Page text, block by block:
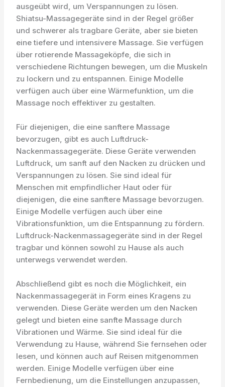
ausgeübt wird, um Verspannungen zu lösen.
Shiatsu-Massagegeräte sind in der Regel größer
und schwerer als tragbare Geräte, aber sie bieten
eine tiefere und intensivere Massage. Sie verfügen
über rotierende Massageköpfe, die sich in
verschiedene Richtungen bewegen, um die Muskeln
zu lockern und zu entspannen. Einige Modelle
verfügen auch über eine Wärmefunktion, um die
Massage noch effektiver zu gestalten.
Für diejenigen, die eine sanftere Massage
bevorzugen, gibt es auch Luftdruck-
Nackenmassagegeräte. Diese Geräte verwenden
Luftdruck, um sanft auf den Nacken zu drücken und
Verspannungen zu lösen. Sie sind ideal für
Menschen mit empfindlicher Haut oder für
diejenigen, die eine sanftere Massage bevorzugen.
Einige Modelle verfügen auch über eine
Vibrationsfunktion, um die Entspannung zu fördern.
Luftdruck-Nackenmassagegeräte sind in der Regel
tragbar und können sowohl zu Hause als auch
unterwegs verwendet werden.
Abschließend gibt es noch die Möglichkeit, ein
Nackenmassagegerät in Form eines Kragens zu
verwenden. Diese Geräte werden um den Nacken
gelegt und bieten eine sanfte Massage durch
Vibrationen und Wärme. Sie sind ideal für die
Verwendung zu Hause, während Sie fernsehen oder
lesen, und können auch auf Reisen mitgenommen
werden. Einige Modelle verfügen über eine
Fernbedienung, um die Einstellungen anzupassen,